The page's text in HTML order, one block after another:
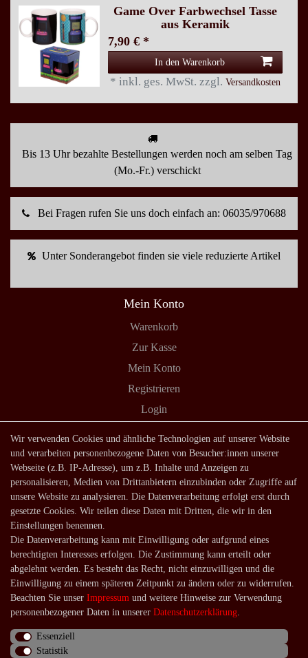
Game Over Farbwechsel Tasse
aus Keramik
7,90 € *
In den Warenkorb
* inkl. ges. MwSt. zzgl. Versandkosten
Bis 13 Uhr bezahlte Bestellungen werden noch am selben Tag
(Mo.-Fr.) verschickt
Bei Fragen rufen Sie uns doch einfach an: 06035/970688
Unter Sonderangebot finden sie viele reduzierte Artikel
Mein Konto
Warenkorb
Zur Kasse
Mein Konto
Registrieren
Login
Shop
Lagerverkauf
Zahlungsarten
Versandarten und -kosten
Service
Kontakt
Häufige Fragen
Über uns
Wir verwenden Cookies und ähnliche Technologien auf unserer Website
und verarbeiten personenbezogene Daten von Besucher:innen unserer
Webseite (z.B. IP-Adresse), um z.B. Inhalte und Anzeigen zu
personalisieren, Medien von Drittanbietern einzubinden oder Zugriffe auf
unsere Website zu analysieren. Die Datenverarbeitung erfolgt erst durch
gesetzte Cookies. Wir teilen diese Daten mit Dritten, die wir in den
Einstellungen benennen.
Die Datenverarbeitung kann mit Einwilligung oder aufgrund eines
berechtigten Interesses erfolgen. Die Zustimmung kann erteilt oder
abgelehnt werden. Es besteht das Recht, nicht einzuwilligen und die
Einwilligung zu einem späteren Zeitpunkt zu ändern oder zu widerrufen.
Beachten Sie unser Impressum und weitere Hinweise zur Verwendung
personenbezogener Daten in unserer Daten­schutz­erklärung.
Essenziell
Statistik